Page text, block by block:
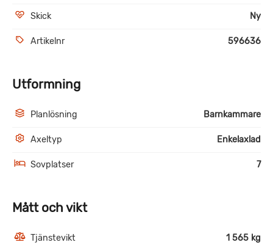
Skick Ny
Artikelnr 596636
Utformning
Planlösning Barnkammare
Axeltyp Enkelaxlad
Sovplatser 7
Mått och vikt
Tjänstevikt 1 565 kg